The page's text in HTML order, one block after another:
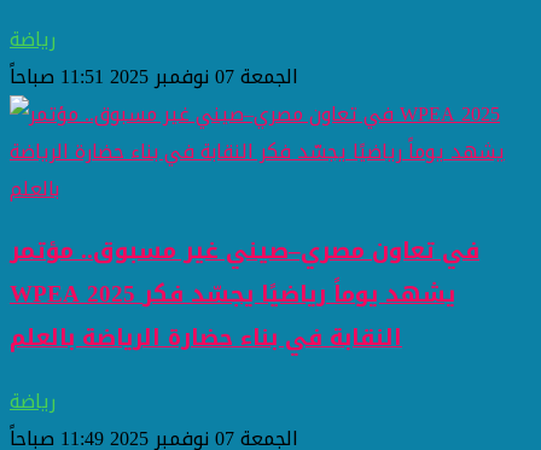
رياضة
الجمعة 07 نوفمبر 2025 11:51 صباحاً
في تعاون مصري–صيني غير مسبوق.. مؤتمر
WPEA 2025 يشهد يوماً رياضيًا يجسّد فكر
النقابة في بناء حضارة الرياضة بالعلم
رياضة
الجمعة 07 نوفمبر 2025 11:49 صباحاً